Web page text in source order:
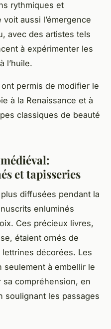
rythmiques et
aussi l’émergence
avec des artistes tels
à expérimenter les
l’huile.
permis de modifier le
à la Renaissance et à
classiques de beauté
et tapisseries
diffusées pendant la
enluminés
Ces précieux livres,
étaient ornés de
décorées. Les
seulement à embellir le
compréhension, en
soulignant les passages